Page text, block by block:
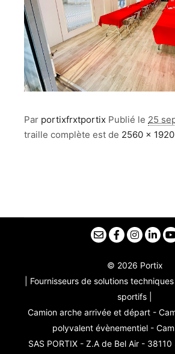
Par portixfrxtportix Publié le 25
traille complète est de 2560 × 1920
© 2026 Portix
| Fournisseurs de solutions
sportifs |
Camion arche arrivée et départ -
polyvalent évènementiel -
SAS PORTIX - Z.A de Bel Air -